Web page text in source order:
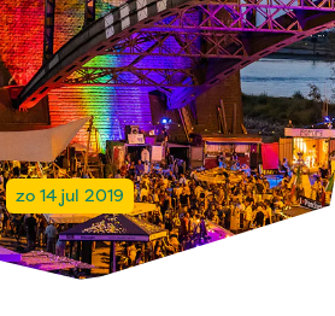
zo 14 jul 2019